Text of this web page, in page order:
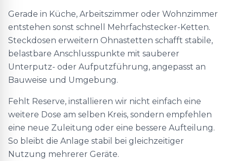
Gerade in Küche, Arbeitszimmer oder Wohnzimmer
entstehen sonst schnell Mehrfachstecker-Ketten.
Steckdosen erweitern Ohnastetten schafft stabile,
belastbare Anschlusspunkte mit sauberer
Unterputz- oder Aufputzführung, angepasst an
Bauweise und Umgebung.
Fehlt Reserve, installieren wir nicht einfach eine
weitere Dose am selben Kreis, sondern empfehlen
eine neue Zuleitung oder eine bessere Aufteilung.
So bleibt die Anlage stabil bei gleichzeitiger
Nutzung mehrerer Geräte.